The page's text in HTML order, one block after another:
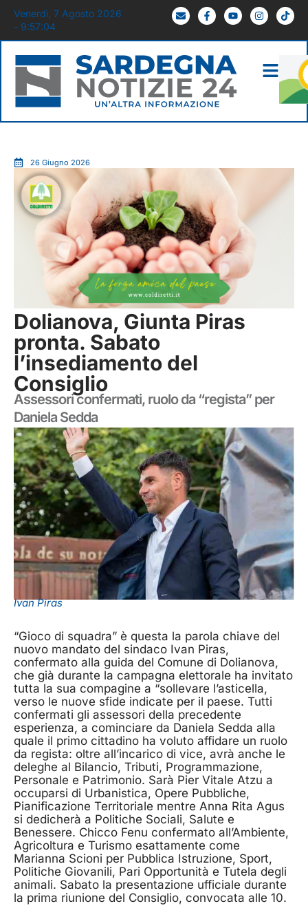
Venerdì, 7 Agosto 2026
- 9:57:05
26 Giugno 2026
Dolianova, Giunta Piras
pronta. Sabato
l’insediamento del
Consiglio
Assessori confermati, ruolo da “regista” per
Daniela Sedda
Ivan Piras
“Gioco di squadra” è questa la parola chiave del
nuovo mandato del sindaco Ivan Piras,
confermato alla guida del Comune di Dolianova,
che già durante la campagna elettorale ha invitato
tutta la sua compagine a “sollevare l’asticella,
verso le nuove sfide indicate per il paese. Tutti
confermati gli assessori della precedente
esperienza, a cominciare da Daniela Sedda alla
quale il primo cittadino ha voluto affidare un ruolo
da regista: oltre all’incarico di vice, avrà anche le
deleghe al Bilancio, Tributi, Programmazione,
Personale e Patrimonio. Sarà Pier Vitale Atzu a
occuparsi di Urbanistica, Opere Pubbliche,
Pianificazione Territoriale mentre Anna Rita Agus
si dedicherà a Politiche Sociali, Salute e
Benessere. Chicco Fenu confermato all’Ambiente,
Agricoltura e Turismo esattamente come
Marianna Scioni per Pubblica Istruzione, Sport,
Politiche Giovanili, Pari Opportunità e Tutela degli
animali. Sabato la presentazione ufficiale durante
la prima riunione del Consiglio, convocata alle 10.